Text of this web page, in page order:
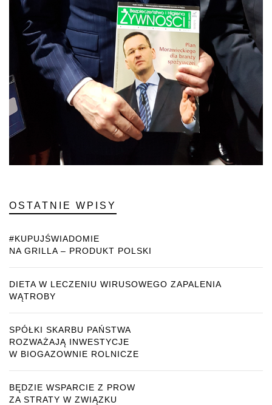
OSTATNIE WPISY
#KUPUJŚWIADOMIE
NA GRILLA – PRODUKT POLSKI
DIETA W LECZENIU WIRUSOWEGO ZAPALENIA
WĄTROBY
SPÓŁKI SKARBU PAŃSTWA
ROZWAŻAJĄ INWESTYCJE
W BIOGAZOWNIE ROLNICZE
BĘDZIE WSPARCIE Z PROW
ZA STRATY W ZWIĄZKU